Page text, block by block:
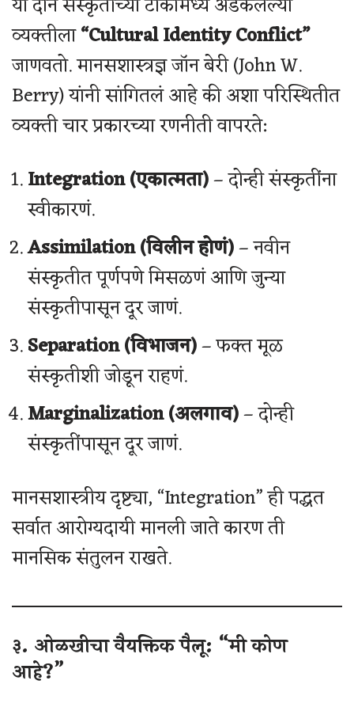
व्यक्तीला“Cultural Identity Conflict”
जाणवतो. मानसशास्त्रज्ञ जॉन बेरी (John W.
Berry) यांनी सांगितलं आहे की अशा परिस्थितीत
व्यक्ती चार प्रकारच्या रणनीती वापरते:
Integration (एकात्मता)– दोन्ही संस्कृतींना
स्वीकारणं.
Assimilation (विलीन होणं)– नवीन
संस्कृतीत पूर्णपणे मिसळणं आणि जुन्या
संस्कृतीपासून दूर जाणं.
Separation (विभाजन)– फक्त मूळ
संस्कृतीशी जोडून राहणं.
Marginalization (अलगाव)– दोन्ही
संस्कृतींपासून दूर जाणं.
मानसशास्त्रीय दृष्ट्या, “Integration” ही पद्धत
सर्वात आरोग्यदायी मानली जाते कारण ती
मानसिक संतुलन राखते.
३. ओळखीचा वैयक्तिक पैलू: “मी कोण
आहे?”